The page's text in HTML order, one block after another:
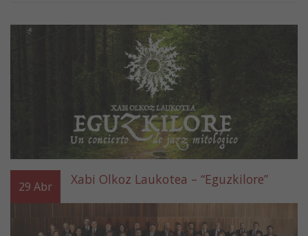
29 Abr Xabi Olkoz Laukotea – “Eguzkilore”